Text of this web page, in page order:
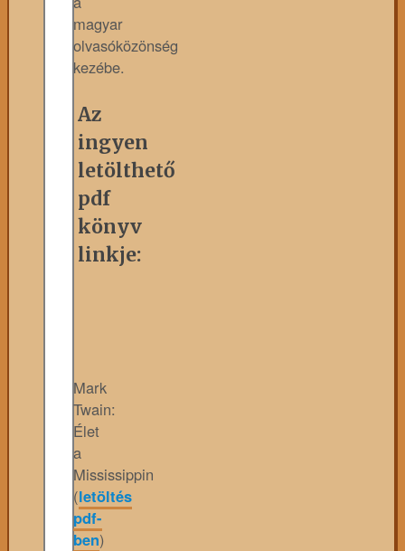
magyar
olvasóközönség
kezébe.
Az
ingyen
letölthető
pdf
könyv
linkje:
Mark
Twain:
Élet
a
Mississippin
(letöltés
pdf-
ben)